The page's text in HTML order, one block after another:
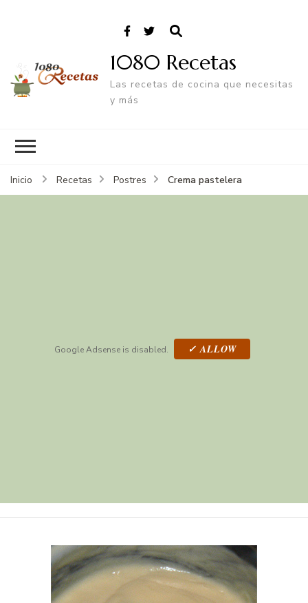
1080 Recetas
Las recetas de cocina que necesitas
y más
Inicio Recetas Postres Crema pastelera
Google Adsense is disabled. ✓ ALLOW